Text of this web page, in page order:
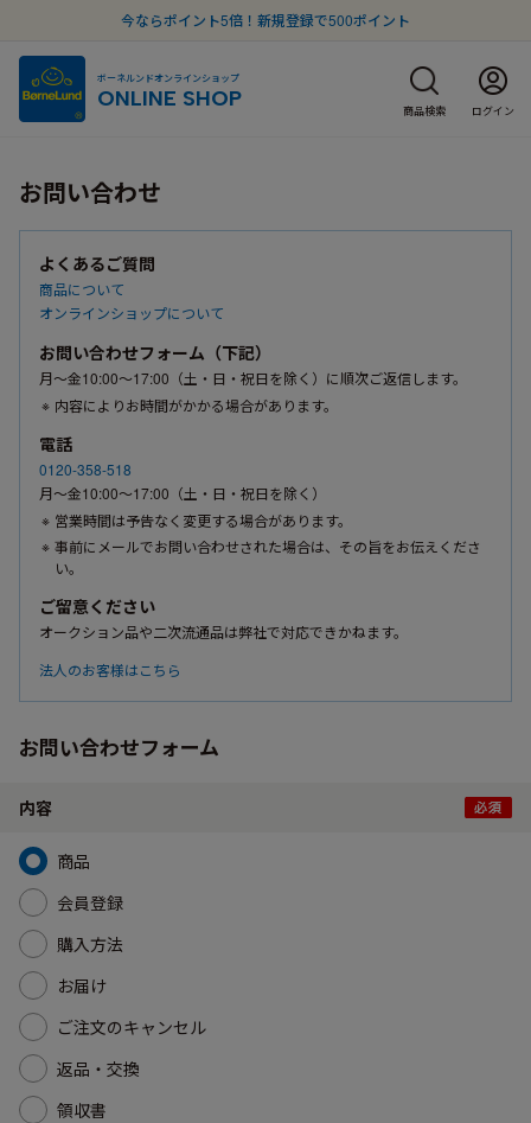
今ならポイント5倍！新規登録で500ポイント
ボーネルンドオンラインショップ
ONLINE SHOP 商品検索 ログイン
お問い合わせ
よくあるご質問
商品について
オンラインショップについて
お問い合わせフォーム（下記）
月〜金10:00〜17:00（土・日・祝日を除く）に順次ご返信します。
内容によりお時間がかかる場合があります。
電話
0120-358-518
月〜金10:00〜17:00（土・日・祝日を除く）
営業時間は予告なく変更する場合があります。
事前にメールでお問い合わせされた場合は、その旨をお伝えくださ
い。
ご留意ください
オークション品や二次流通品は弊社で対応できかねます。
法人のお客様はこちら
お問い合わせフォーム
内容
商品
会員登録
購入方法
お届け
ご注文のキャンセル
返品・交換
領収書